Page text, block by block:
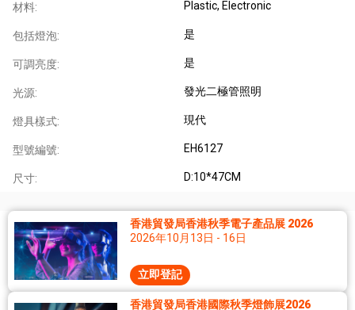
材料: Plastic, Electronic
包括燈泡: 是
可調亮度: 是
光源: 發光二極管照明
燈具樣式: 現代
型號編號: EH6127
尺寸: D:10*47CM
香港貿發局香港秋季電子產品展 2026
2026年10月13日 - 16日
立即登記
香港貿發局香港國際秋季燈飾展2026